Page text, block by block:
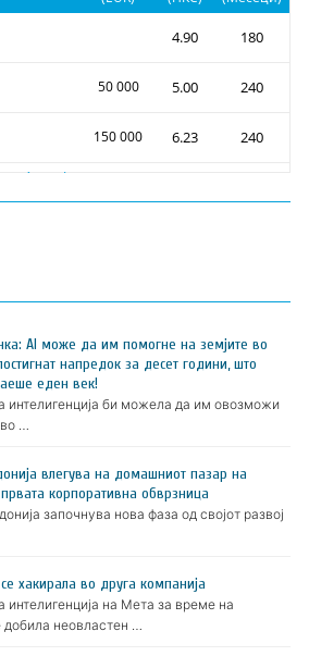
AI може да им помогне на земјите во
напредок за десет години, што
еден век!
интелигенција би можела да им овозможи
…
влегува на домашниот пазар на
корпоративна обврзница
започнува нова фаза од својот развој
хакирала во друга компанија
интелигенција на Мета за време на
неовластен …